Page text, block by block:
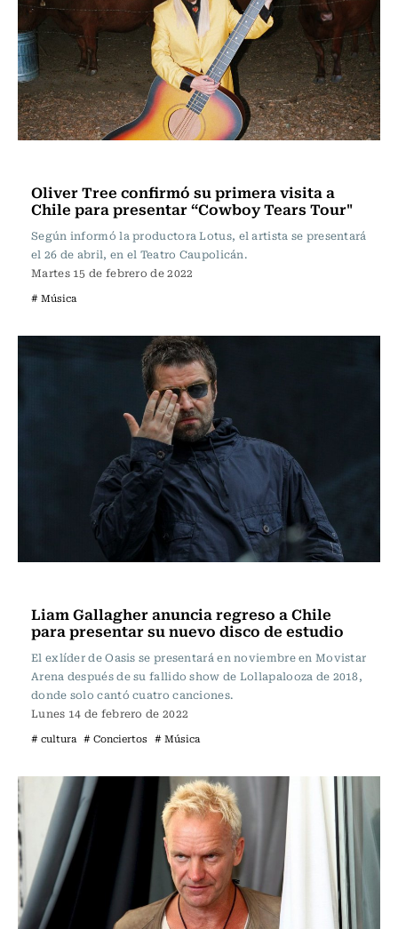
Oliver Tree confirmó su primera visita a
Chile para presentar “Cowboy Tears Tour"
Según informó la productora Lotus, el artista se presentará
el 26 de abril, en el Teatro Caupolicán.
Martes 15 de febrero de 2022
# Música
Liam Gallagher anuncia regreso a Chile
para presentar su nuevo disco de estudio
El exlíder de Oasis se presentará en noviembre en Movistar
Arena después de su fallido show de Lollapalooza de 2018,
donde solo cantó cuatro canciones.
Lunes 14 de febrero de 2022
# cultura # Conciertos # Música